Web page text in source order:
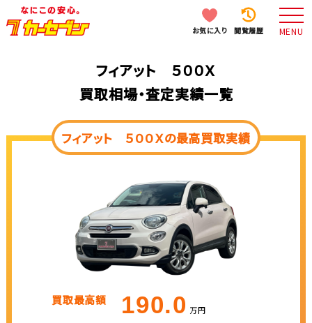
お気に入り 閲覧履歴 MENU
フィアット ５００Ｘ
買取相場・査定実績一覧
フィアット ５００Ｘの最高買取実績
買取最高額 190.0 万円